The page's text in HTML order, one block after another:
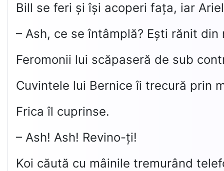
Bill se feri și își acoperi fața, iar
– Ash, ce se întâmplă? Ești rănit
Feromonii lui scăpaseră de sub
Cuvintele lui Bernice îi trecură prin
Frica îl cuprinse.
– Ash! Ash! Revino-ți!
Koi căută cu mâinile tremurând